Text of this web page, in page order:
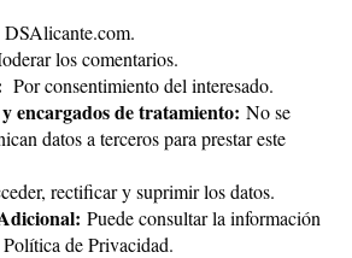
DSAlicante.com.
los comentarios.
Por consentimiento del interesado.
encargados de tratamiento: No se
datos a terceros para prestar este
rectificar y suprimir los datos.
Puede consultar la información
Política de Privacidad.